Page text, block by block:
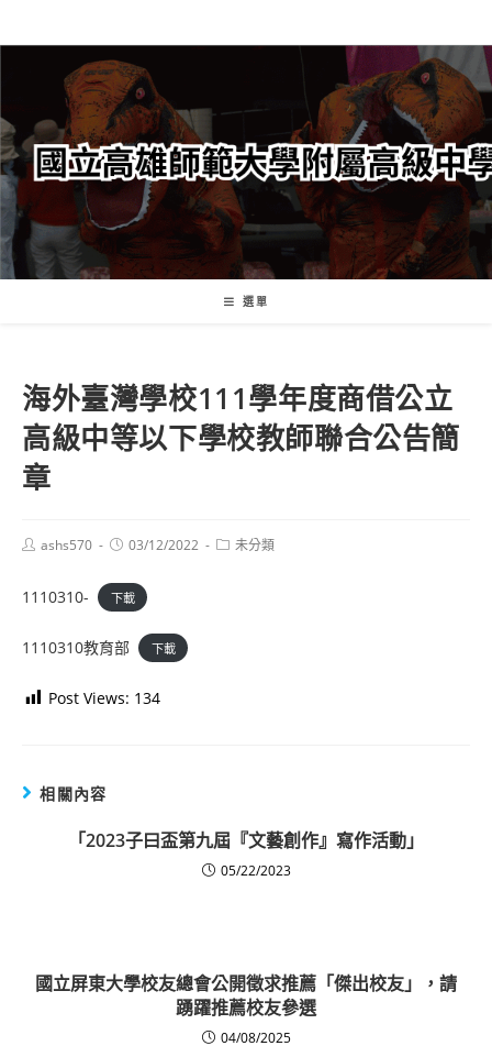
轉
要
內
容
選單
海外臺灣學校111學年度商借公立
高級中等以下學校教師聯合公告簡
章
Postashs570
Post03/12/2022
Post未分類
1110310- 下載
1110310教育部 下載
Post Views: 134
相關內容
「2023子曰盃第九屆『文藝創作』寫作活動」
05/22/2023
國立屏東大學校友總會公開徵求推薦「傑出校友」，請
踴躍推薦校友參選
04/08/2025